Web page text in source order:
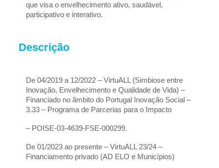
que visa o envelhecimento ativo, saudável,
participativo e interativo.
Descrição
De 04/2019 a 12/2022 – VirtuALL (Simbiose entre
Inovação, Envelhecimento e Qualidade de Vida) –
Financiado no âmbito do Portugal Inovação Social –
3.33 – Programa de Parcerias para o Impacto
– POISE-03-4639-FSE-000299.
De 01/2023 ao presente – VirtuALL 23/24 –
Financiamento privado (AD ELO e Municípios)